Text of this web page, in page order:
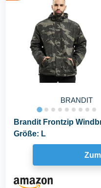
BRANDIT
Brandit Frontzip
Größe: L